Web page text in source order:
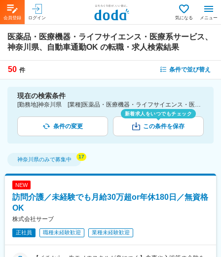
会員登録 ログイン 気になる メニュー
医薬品・医療機器・ライフサイエンス・医療系サービス、
神奈川県、自動車通勤OK の転職・求人検索結果
50 件 条件で並び替え
現在の検索条件
[勤務地]神奈川県 [業種]医薬品・医療機器・ライフサイエンス・医療系サービス [詳細条件](会社・職場の環境)自動車通勤OK
条件の変更
新着求人をいつでもチェック
この条件を保存
神奈川県のみで募集中
NEW
訪問介護／未経験でも月給30万超or年休180日／無資格
OK
株式会社サーブ
正社員 職種未経験歓迎 業種未経験歓迎